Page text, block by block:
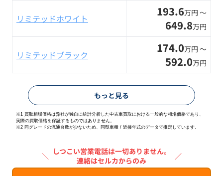
リミテッドホワイト 193.6万円 〜
649.8万円
リミテッドブラック 174.0万円 〜
592.0万円
もっと見る
※1 買取相場価格は弊社が独自に統計分析した中古車買取における一般的な相場価格であり、
実際の買取価格を保証するものではありません。
※2 同グレードの流通台数が少ないため、同型車種 / 近接年式のデータで推定しています。
＼ しつこい営業電話は一切ありません。
連絡はセルカからのみ
／